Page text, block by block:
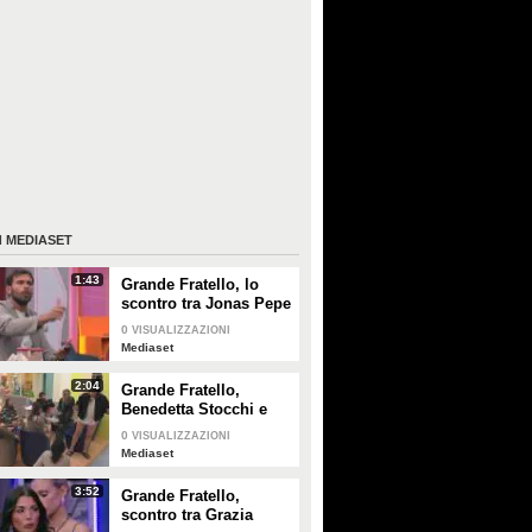
MEDIASET
1:43
Grande Fratello, lo
scontro tra Jonas Pepe
e Domenico D'Alterio
0 VISUALIZZAZIONI
Mediaset
2:04
Grande Fratello,
Benedetta Stocchi e
Francesca Carrara:
discussione in camera
0 VISUALIZZAZIONI
Mediaset
3:52
Grande Fratello,
scontro tra Grazia